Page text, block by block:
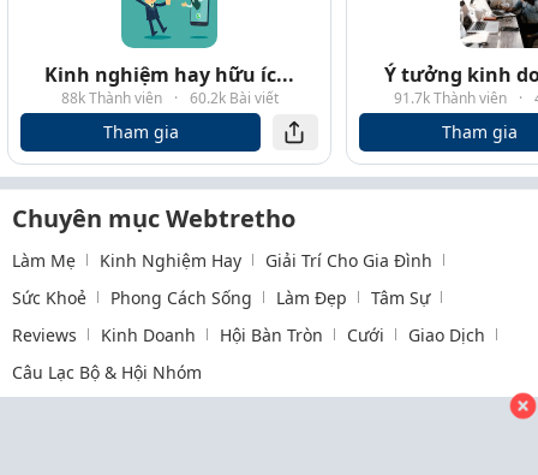
Kinh nghiệm hay hữu íc...
88k Thành viên · 60.2k Bài viết
Tham gia
Ý tưởng kinh
91.7k Thành viên ·
Tham gia
Chuyên mục Webtretho
Làm Mẹ Kinh Nghiệm Hay
Giải Trí Cho Gia Đình
Sức Khoẻ
Phong Cách Sống Làm Đẹp
Tâm Sự
Reviews
Kinh Doanh Hội Bàn Tròn Cưới
Giao Dịch
Câu Lạc Bộ & Hội Nhóm